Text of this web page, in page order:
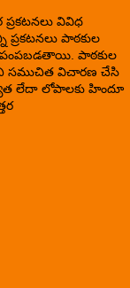
వివిధ
ప్రకటనలు పాఠకుల
పంపబడతాయి. పాఠకుల
సముచిత విచారణ చేసి
లేదా లోపాలకు హిందూ